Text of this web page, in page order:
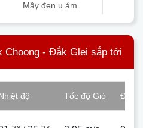
mây đen u ám
Choong - Đắk Glei sắp tới
độ Tốc độ Gió Độ